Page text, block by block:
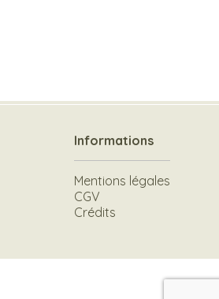
Informations
Mentions légales
CGV
Crédits